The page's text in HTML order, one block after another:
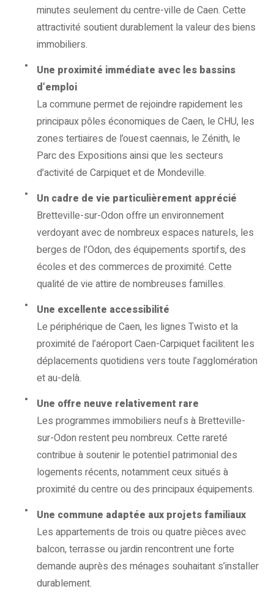
minutes seulement du centre-ville de Caen. Cette
attractivité soutient durablement la valeur des biens
immobiliers.
Une proximité immédiate avec les bassins
d’emploi
La commune permet de rejoindre rapidement les
principaux pôles économiques de Caen, le CHU, les
zones tertiaires de l’ouest caennais, le Zénith, le
Parc des Expositions ainsi que les secteurs
d’activité de Carpiquet et de Mondeville.
Un cadre de vie particulièrement apprécié
Bretteville-sur-Odon offre un environnement
verdoyant avec de nombreux espaces naturels, les
berges de l’Odon, des équipements sportifs, des
écoles et des commerces de proximité. Cette
qualité de vie attire de nombreuses familles.
Une excellente accessibilité
Le périphérique de Caen, les lignes Twisto et la
proximité de l’aéroport Caen-Carpiquet facilitent les
déplacements quotidiens vers toute l’agglomération
et au-delà.
Une offre neuve relativement rare
Les programmes immobiliers neufs à Bretteville-
sur-Odon restent peu nombreux. Cette rareté
contribue à soutenir le potentiel patrimonial des
logements récents, notamment ceux situés à
proximité du centre ou des principaux équipements.
Une commune adaptée aux projets familiaux
Les appartements de trois ou quatre pièces avec
balcon, terrasse ou jardin rencontrent une forte
demande auprès des ménages souhaitant s’installer
durablement.